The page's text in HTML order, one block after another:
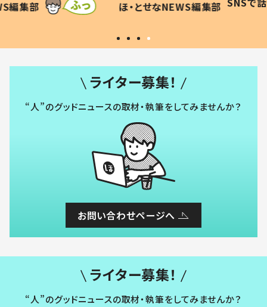
編集部 #令和の子
い」
ライター募集！
“人”のグッドニュースの取材・執筆をしてみませんか？
お問い合わせページへ
ライター募集！
“人”のグッドニュースの取材・執筆をしてみませんか？